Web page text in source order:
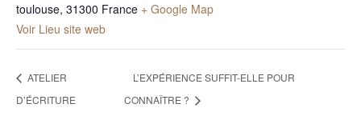
toulouse, 31300 France + Google Map
Voir Lieu site web
ATELIER
D’ÉCRITURE
L’EXPÉRIENCE SUFFIT-ELLE POUR
CONNAÎTRE ?